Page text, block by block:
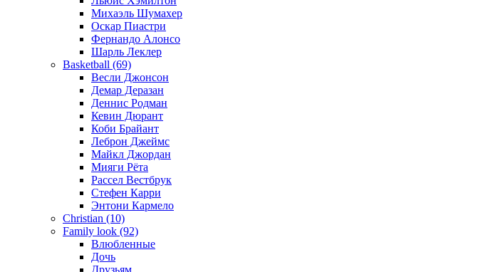
Михаэль Шумахер
Оскар Пиастри
Фернандо Алонсо
Шарль Леклер
Basketball (69)
Весли Джонсон
Демар Деразан
Деннис Родман
Кевин Дюрант
Коби Брайант
Леброн Джеймс
Майкл Джордан
Мияги Рёта
Рассел Вестбрук
Стефен Карри
Энтони Кармело
Christian (10)
Family look (92)
Влюбленные
Дочь
Друзьям